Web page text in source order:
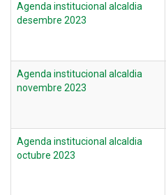
Agenda institucional alcaldia
desembre 2023
Agenda institucional alcaldia
novembre 2023
Agenda institucional alcaldia
octubre 2023